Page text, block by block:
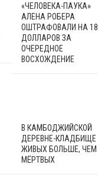
«ЧЕЛОВЕКА-ПАУКА»
АЛЕНА РОБЕРА
ОШТРАФОВАЛИ НА 18
ДОЛЛАРОВ ЗА
ОЧЕРЕДНОЕ
ВОСХОЖДЕНИЕ
В КАМБОДЖИЙСКОЙ
ДЕРЕВНЕ-КЛАДБИЩЕ
ЖИВЫХ БОЛЬШЕ, ЧЕМ
МЁРТВЫХ